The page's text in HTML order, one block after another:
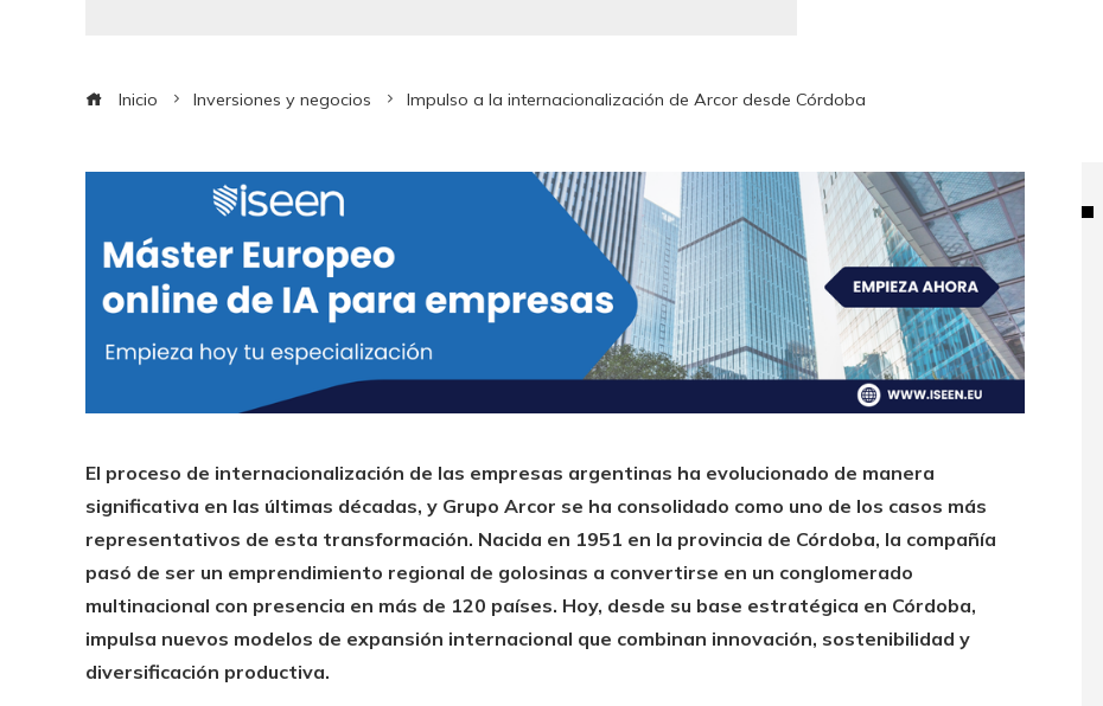
Inicio Inversiones y negocios Impulso a la internacionalización de Arcor desde Córdoba
El proceso de internacionalización de las empresas argentinas ha evolucionado de manera
significativa en las últimas décadas, y Grupo Arcor se ha consolidado como uno de los casos más
representativos de esta transformación. Nacida en 1951 en la provincia de Córdoba, la compañía
pasó de ser un emprendimiento regional de golosinas a convertirse en un conglomerado
multinacional con presencia en más de 120 países. Hoy, desde su base estratégica en Córdoba,
impulsa nuevos modelos de expansión internacional que combinan innovación, sostenibilidad y
diversificación productiva.